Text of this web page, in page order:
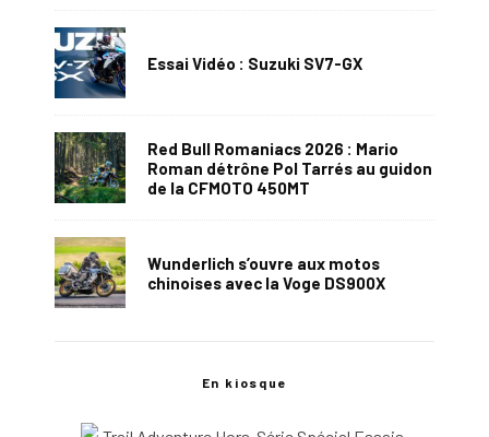
Essai Vidéo : Suzuki SV7-GX
Red Bull Romaniacs 2026 : Mario
Roman détrône Pol Tarrés au guidon
de la CFMOTO 450MT
Wunderlich s’ouvre aux motos
chinoises avec la Voge DS900X
En kiosque